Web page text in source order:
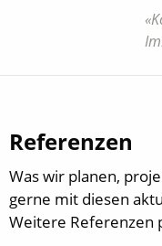
Referenzen
Was wir planen,
gerne mit diesen
Weitere Referenzen